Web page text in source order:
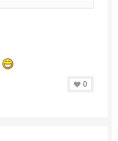
0